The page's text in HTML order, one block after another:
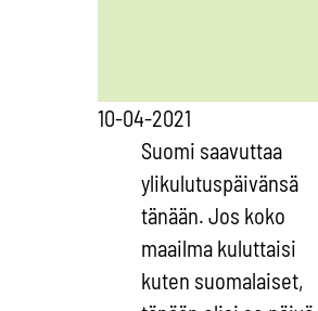
10-04-2021
Suomi saavuttaa
ylikulutuspäivänsä
tänään. Jos koko
maailma kuluttaisi
kuten suomalaiset,